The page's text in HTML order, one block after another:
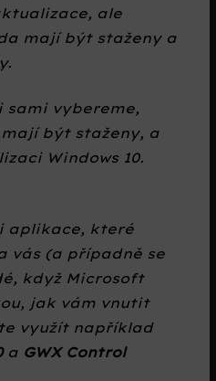
ale
mají být staženy a
.
sami vybereme,
být staženy, a
Windows 10.
aplikace, které
vás (a případně se
když Microsoft
jak vám vnutit
využít například
a GWX Control